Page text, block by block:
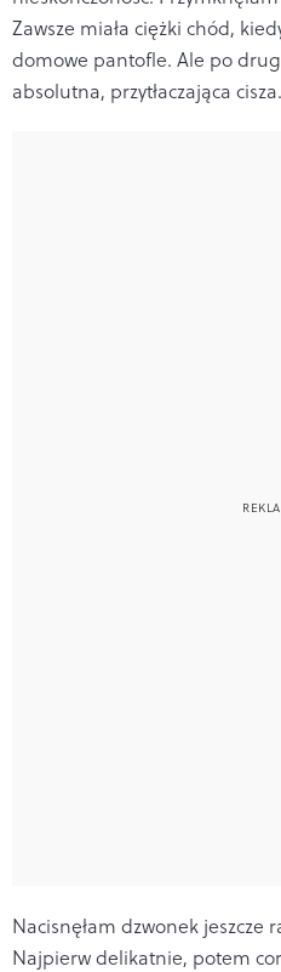
Zawsze miała ciężki chód,
domowe pantofle. Ale po
absolutna, przytłaczająca cisza.
Nacisnęłam dzwonek jeszcze
Najpierw delikatnie, potem